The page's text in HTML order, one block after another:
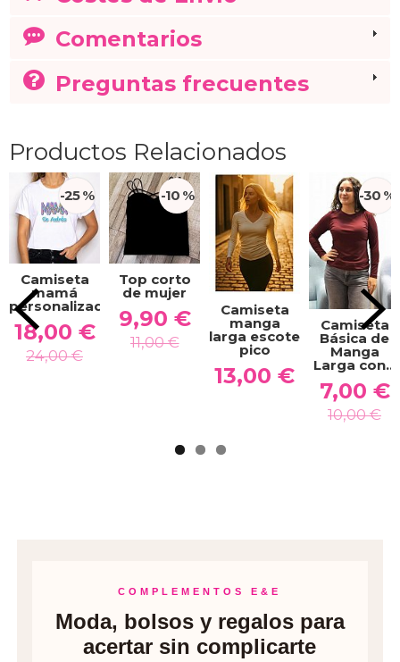
Comentarios
Preguntas frecuentes
Productos Relacionados
-25 %
Camiseta
mamá
personalizada
18,00 €
24,00 €
-10 %
Top corto
de mujer
9,90 €
11,00 €
Camiseta
manga
larga escote
pico
13,00 €
-30 %
Camiseta
Básica de
Manga
Larga con...
7,00 €
10,00 €
COMPLEMENTOS E&E
Moda, bolsos y regalos para
acertar sin complicarte